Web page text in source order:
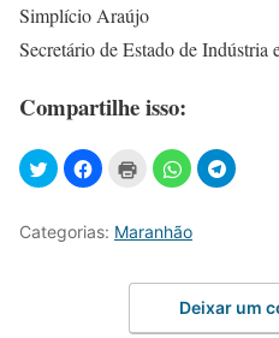
Simplício Araújo
Secretário de Estado de Indústria
Compartilhe isso:
Categorias: Maranhão
Deixar um